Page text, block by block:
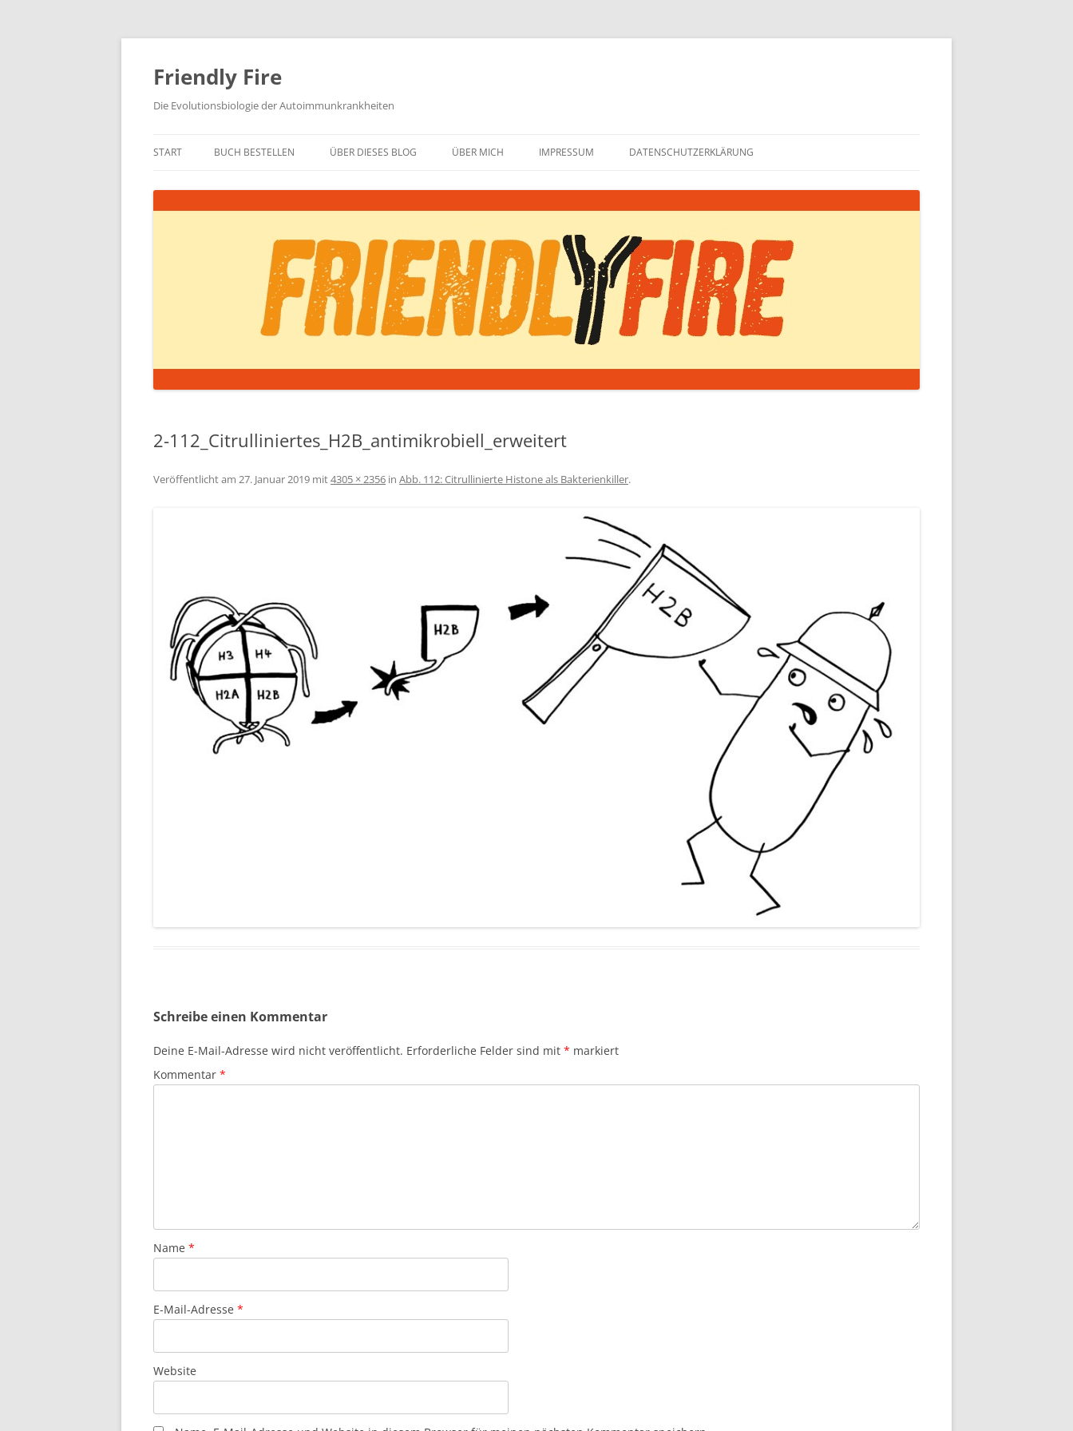
Zum
springen
Friendly Fire
Die Evolutionsbiologie der Autoimmunkrankheiten
START BUCH BESTELLEN ÜBER DIESES BLOG ÜBER MICH IMPRESSUM DATENSCHUTZERKLÄRUNG
2-112_Citrulliniertes_H2B_antimikrobiell_erweitert
Veröffentlicht am 27. Januar 2019 mit4305 × 2356 in Abb. 112: Citrullinierte Histone als Bakterienkiller.
Schreibe einen Kommentar
Deine E-Mail-Adresse wird nicht veröffentlicht. Erforderliche Felder sind mit * markiert
Kommentar *
Name *
E-Mail-Adresse *
Website